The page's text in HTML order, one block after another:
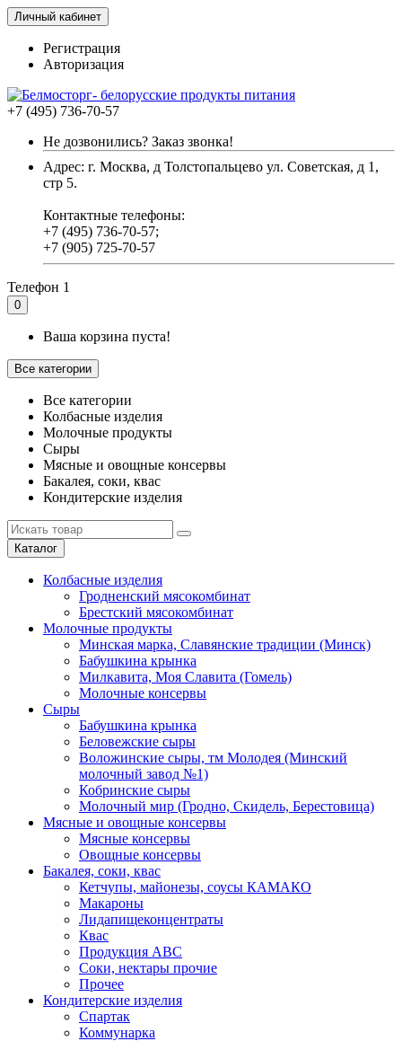
Личный кабинет
Регистрация
Авторизация
+7 (495) 736-70-57
Не дозвонились? Заказ звонка!
Адрес: г. Москва, д Толстопальцево ул. Советская, д 1,
стр 5.
Контактные телефоны:
+7 (495) 736-70-57;
+7 (905) 725-70-57
Телефон 1
0
Ваша корзина пуста!
Все категории
Все категории
Колбасные изделия
Молочные продукты
Сыры
Мясные и овощные консервы
Бакалея, соки, квас
Кондитерские изделия
Каталог
Колбасные изделия
Гродненский мясокомбинат
Брестский мясокомбинат
Молочные продукты
Минская марка, Славянские традиции (Минск)
Бабушкина крынка
Милкавита, Моя Славита (Гомель)
Молочные консервы
Сыры
Бабушкина крынка
Беловежские сыры
Воложинские сыры, тм Молодея (Минский
молочный завод №1)
Кобринские сыры
Молочный мир (Гродно, Скидель, Берестовица)
Мясные и овощные консервы
Мясные консервы
Овощные консервы
Бакалея, соки, квас
Кетчупы, майонезы, соусы КАМАКО
Макароны
Лидапищеконцентраты
Квас
Продукция АВС
Соки, нектары прочие
Прочее
Кондитерские изделия
Спартак
Коммунарка